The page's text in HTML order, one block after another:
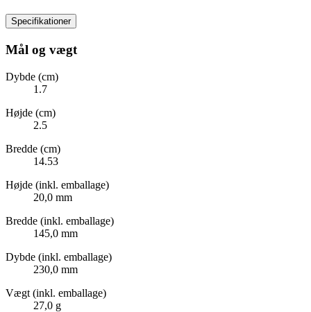
Specifikationer
Mål og vægt
Dybde (cm)
1.7
Højde (cm)
2.5
Bredde (cm)
14.53
Højde (inkl. emballage)
20,0 mm
Bredde (inkl. emballage)
145,0 mm
Dybde (inkl. emballage)
230,0 mm
Vægt (inkl. emballage)
27,0 g